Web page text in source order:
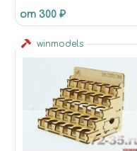
от 300 ₽
winmodels